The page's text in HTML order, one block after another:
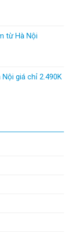
từ Hà Nội
giá chỉ 2.490K